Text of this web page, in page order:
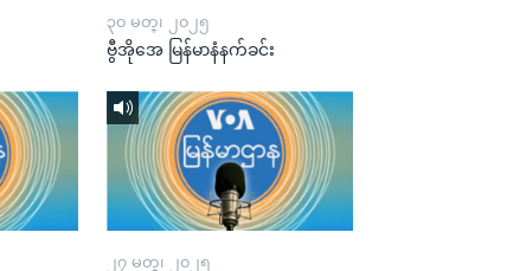
၃၀ မတ္၊ ၂၀၂၅
ဗွီအိုအေ မြန်မာနံနက်ခင်း
၂၇ မတ္၊ ၂၀၂၅